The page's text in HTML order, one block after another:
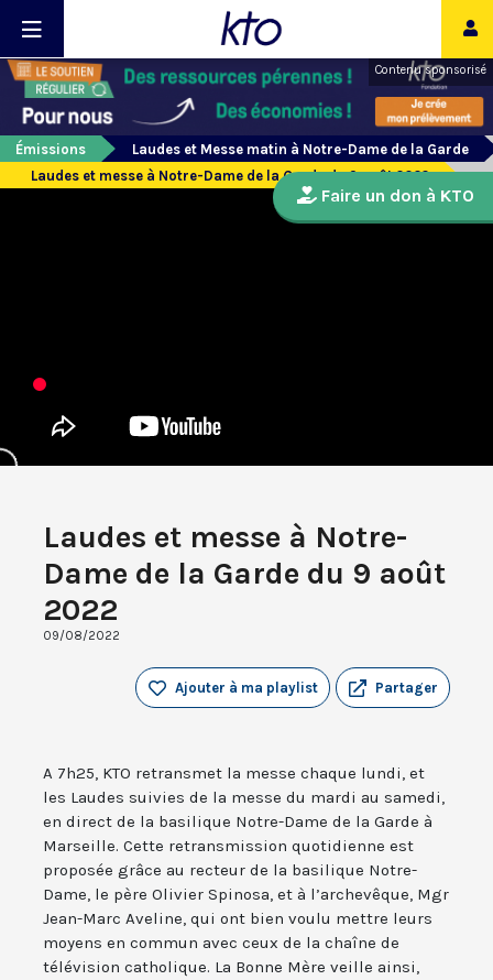
Contenu sponsorisé
Émissions
Laudes et Messe matin à Notre-Dame de la Garde
Laudes et messe à Notre-Dame de la Garde du 9 août 2022
Laudes et messe à Notre-
Dame de la Garde du 9 août
2022
09/08/2022
Partager
Ajouter à ma playlist
A 7h25, KTO retransmet la messe chaque lundi, et
les Laudes suivies de la messe du mardi au samedi,
en direct de la basilique Notre-Dame de la Garde à
Marseille. Cette retransmission quotidienne est
proposée grâce au recteur de la basilique Notre-
Dame, le père Olivier Spinosa, et à l’archevêque, Mgr
Jean-Marc Aveline, qui ont bien voulu mettre leurs
moyens en commun avec ceux de la chaîne de
télévision catholique. La Bonne Mère veille ainsi,
Faire un don à KTO